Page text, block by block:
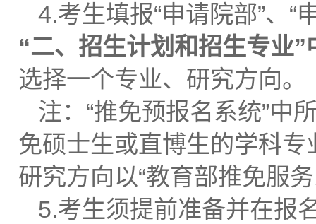
4.考生填报“申请院部”、“
“二、招生计划和招生专业
选择一个专业、研究方向。
注：“推免预报名系统”中
免硕士生或直博生的学科
研究方向以“教育部推免服
5.考生须提前准备并在报